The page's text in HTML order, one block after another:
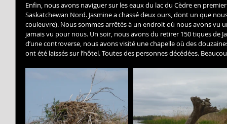
Enfin, nous avons naviguer sur les eaux du lac du Cèdre en
Saskatchewan Nord. Jasmine a chassé deux ours, dont un que
couleuvre). Nous sommes arrêtés à un endroit où nous avons
jamais vu pour nous. Un soir, nous avons du retirer 150 tiques de
d’une controverse, nous avons visité une chapelle où des
ont été laissés sur l’hôtel. Toutes des personnes décédées.